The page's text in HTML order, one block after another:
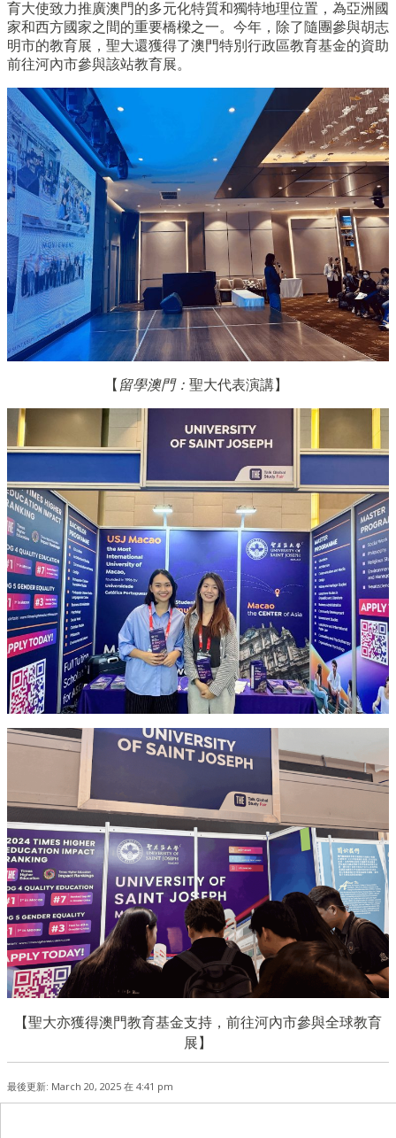
育大使致力推廣澳門的多元化特質和獨特地理位置，為亞洲國
家和西方國家之間的重要橋樑之一。今年， 除了隨團參與胡志
明市的教育展， 聖大還獲得了澳門特別行政區教育基金的資助
前往河內市參與該站教育展。
【留學澳門： 聖大代表演講】
【聖大亦獲得澳門教育基金支持，前往河內市參與全球教育
展】
最後更新: March 20, 2025 在 4:41 pm